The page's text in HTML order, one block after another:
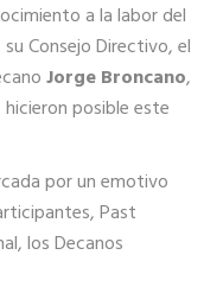
a la labor del
su Consejo Directivo, el
Jorge Broncano,
posible este
por un emotivo
Past
los Decanos